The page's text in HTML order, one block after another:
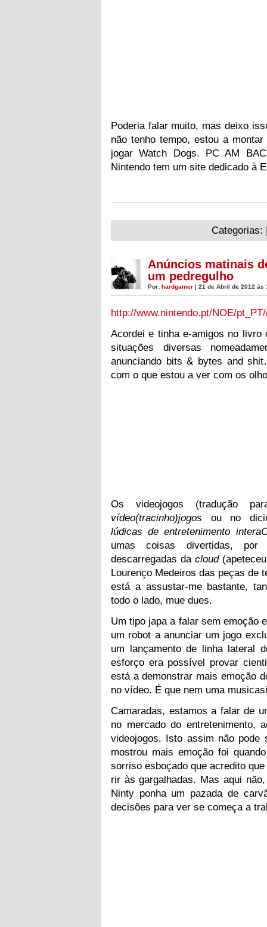
Poderia falar muito, mas deixo
não tenho tempo, estou a
jogar Watch Dogs. PC AM
Nintendo tem um site dedicado à
Anúncios matinais
um pedregulho
Por: hardgamer | 21 de Abril de 2012 às
http://www.nintendo.pt/NOE/
Acordei e tinha e-amigos no
situações diversas
anunciando bits & bytes and
com o que estou a ver com os
Os videojogos (tradução
vídeo(tracinho)jogos ou no
lúdicas de entretenimento
umas coisas divertidas, por
descarregadas dacloud
Lourenço Medeiros das peças de
está a assustar-me bastante,
todo o lado, mue dues.
Um tipo japa a falar sem emoção
um robot a anunciar um jogo
um lançamento de linha lateral
esforço era possível provar
está a demonstrar mais emoção
no vídeo. É que nem uma
Camaradas, estamos a falar de
no mercado do entretenimento,
videojogos. Isto assim não pode
mostrou mais emoção foi
sorriso esboçado que acredito
rir às gargalhadas. Mas aqui
Ninty ponha um pazada de
decisões para ver se começa a